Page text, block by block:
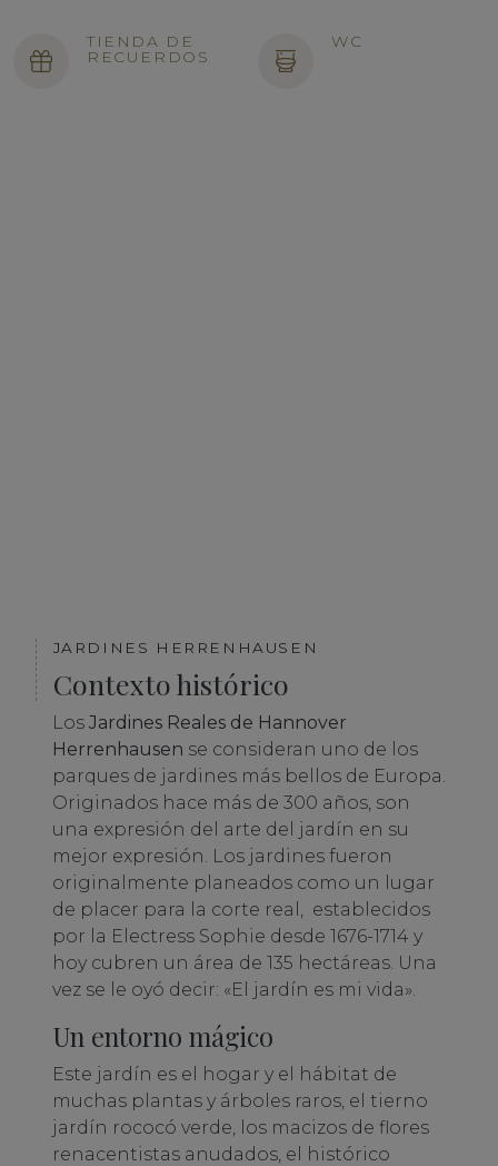
TIENDA DE
RECUERDOS
WC
JARDINES HERRENHAUSEN
Contexto histórico
Los Jardines Reales de Hannover
Herrenhausen se consideran uno de los
parques de jardines más bellos de Europa.
Originados hace más de 300 años, son
una expresión del arte del jardín en su
mejor expresión. Los jardines fueron
originalmente planeados como un lugar
de placer para la corte real, establecidos
por la Electress Sophie desde 1676-1714 y
hoy cubren un área de 135 hectáreas. Una
vez se le oyó decir: «El jardín es mi vida».
Un entorno mágico
Este jardín es el hogar y el hábitat de
muchas plantas y árboles raros, el tierno
jardín rococó verde, los macizos de flores
renacentistas anudados, el histórico